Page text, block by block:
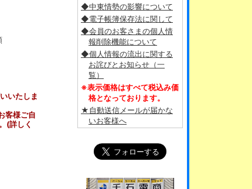
いたしま
客様ご自
(詳しく
◆中東情勢の影響について
◆電子帳簿保存法に関して
◆会員のお客さまの個人情
報削除機能について
◆個人情報の流出に関する
お詫びとお知らせ（一
覧）
※表示価格はすべて税込み価
格となっております。
★自動送信メールが届かな
いお客様へ